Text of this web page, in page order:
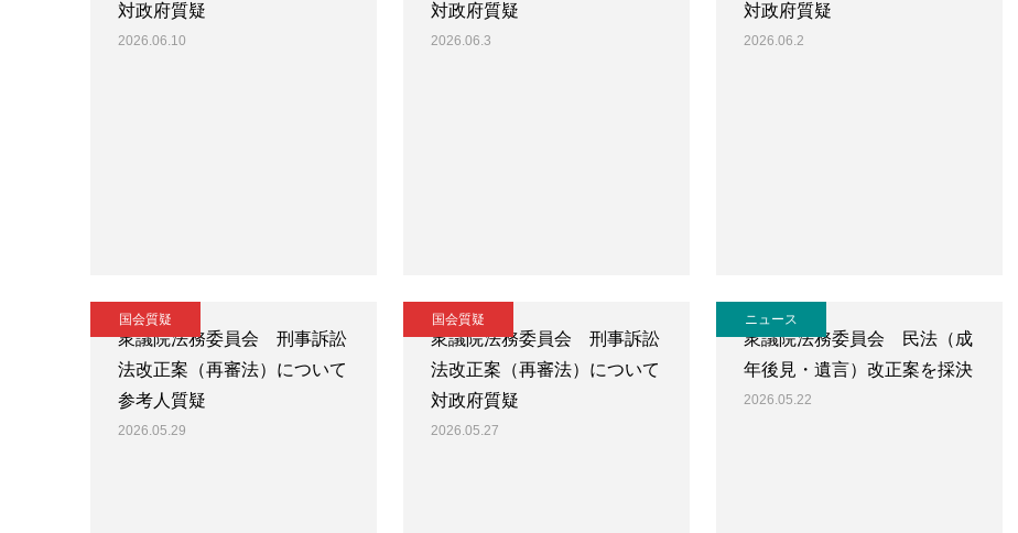
対政府質疑
2026.06.10
対政府質疑
2026.06.3
対政府質疑
2026.06.2
国会質疑
衆議院法務委員会 刑事訴訟
法改正案（再審法）について
参考人質疑
2026.05.29
国会質疑
衆議院法務委員会 刑事訴訟
法改正案（再審法）について
対政府質疑
2026.05.27
ニュース
衆議院法務委員会 民法（成
年後見・遺言）改正案を採決
2026.05.22